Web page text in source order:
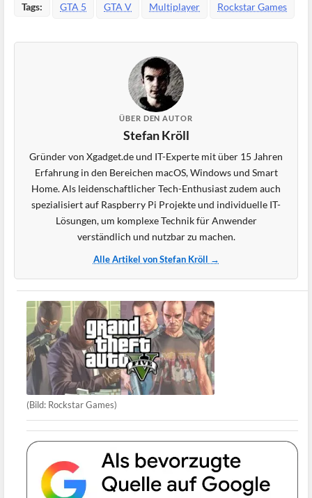
Tags: GTA 5 GTA V Multiplayer Rockstar Games
ÜBER DEN AUTOR
Stefan Kröll
Gründer von Xgadget.de und IT-Experte mit über 15 Jahren
Erfahrung in den Bereichen macOS, Windows und Smart
Home. Als leidenschaftlicher Tech-Enthusiast zudem auch
spezialisiert auf Raspberry Pi Projekte und individuelle IT-
Lösungen, um komplexe Technik für Anwender
verständlich und nutzbar zu machen.
Alle Artikel von Stefan Kröll →
(Bild: Rockstar Games)